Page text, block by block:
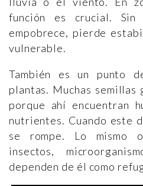
función es crucial.
empobrece, pierde
vulnerable.
También es un punto
plantas. Muchas semillas
porque ahí encuentran
nutrientes. Cuando este
se rompe. Lo mismo
insectos,
dependen de él como